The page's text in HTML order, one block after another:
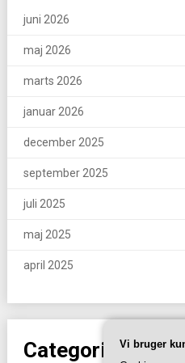
juni 2026
maj 2026
marts 2026
januar 2026
december 2025
september 2025
juli 2025
maj 2025
april 2025
CategoriesVi bruger